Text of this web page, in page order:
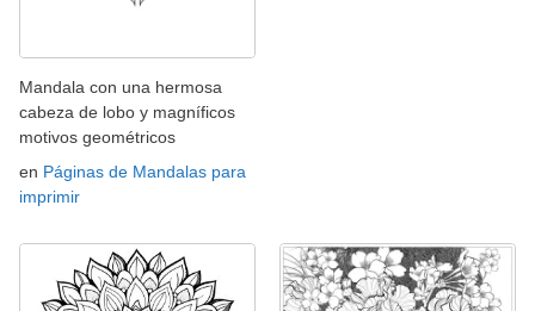
Mandala con una hermosa
cabeza de lobo y magníficos
motivos geométricos
en Páginas de Mandalas para
imprimir